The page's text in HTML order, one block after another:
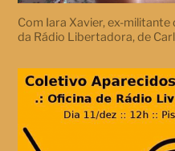
Com Iara Xavier, ex-
da Rádio Libertadora, de